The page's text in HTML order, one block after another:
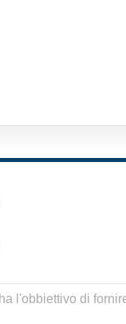
l'obbiettivo di